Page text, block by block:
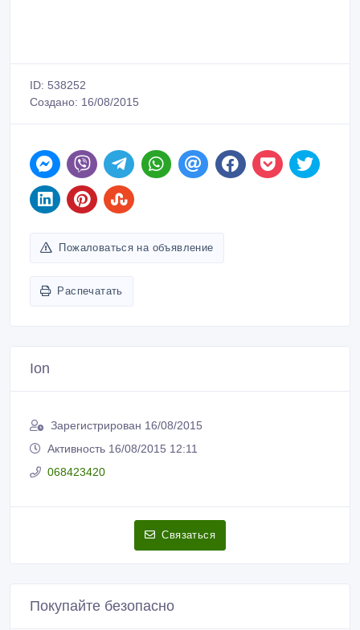
ID: 538252
Создано: 16/08/2015
Пожаловаться на объявление
Распечатать
Ion
Зарегистрирован 16/08/2015
Активность 16/08/2015 12:11
068423420
Связаться
Покупайте безопасно